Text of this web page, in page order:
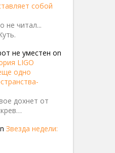
собой
не читал...
не уместен on
LIGO
одно
дохнет от
Звезда недели: